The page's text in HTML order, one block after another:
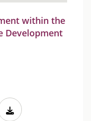
within the
Development